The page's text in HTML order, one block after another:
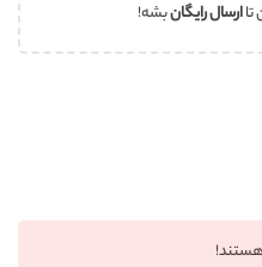
ارسال رایگانبشه!